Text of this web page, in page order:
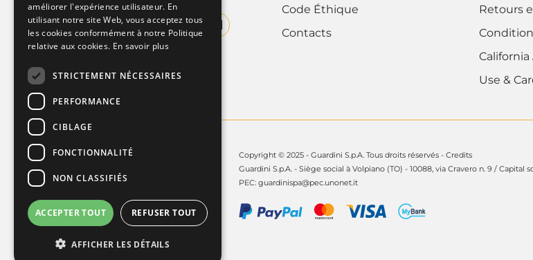
Code Éthique
Contacts
Retours
California
Use &
Copyright © 2025 - Guardini S.p.A. Tous droits réservés - Credits
Guardini S.p.A. - Siège social à Volpiano (TO) - 10088, via Cravero n. 9 / Capital
PEC: guardinispa@pec.unonet.it
améliorer l'expérience utilisateur. En
utilisant notre site Web, vous acceptez tous
les cookies conformément à notre Politique
relative aux cookies. En savoir plus
STRICTEMENT NÉCESSAIRES
PERFORMANCE
CIBLAGE
FONCTIONNALITÉ
NON CLASSIFIÉS
ACCEPTER TOUT REFUSER TOUT
AFFICHER LES DÉTAILS